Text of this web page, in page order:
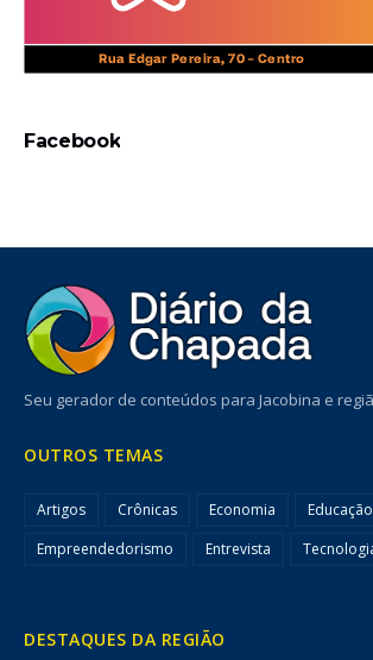
Facebook
Seu gerador de conteúdos para Jacobina e
OUTROS TEMAS
Artigos Crônicas Economia
Educação
Empreendedorismo
Entrevista
DESTAQUES DA REGIÃO